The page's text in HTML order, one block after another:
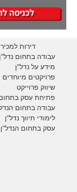
דירות
עבודה בתחום נדל"ן
מידע על נדל"ן
פרויקטים מיוחדים
שיווק פרוייקט
פתיחת עסק בתחום
עבודה בתחום
לימודי תיווך נדל"ן
עסק בתחום הנדל"ן